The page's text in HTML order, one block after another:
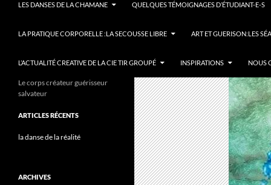
LES DANSES DE LA CHAMANE QUELQUES TÉMOIGNAGES D’ÉTUDIANT-E-S
LA PRATIQUE CORPORELLE :LA SECOUSSE LIBRE ART ET GUERISON:LES
L’ACTUALITÉ CREATIVE DE LA CIE TIR GROUPÉ INSPIRATIONS NOUS
Le corps créateur guérisseur
salvateur
ARTICLES RÉCENTS
la danse de la réalité
ARCHIVES